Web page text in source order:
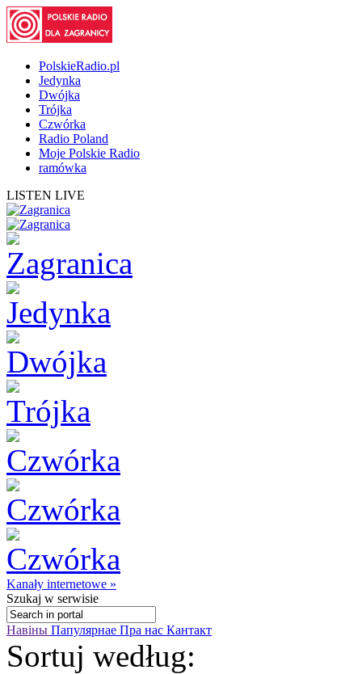
PolskieRadio.pl
Jedynka
Dwójka
Trójka
Czwórka
Radio Poland
Moje Polskie Radio
ramówka
LISTEN LIVE
Kanały internetowe »
Szukaj w serwisie
Навіны Папулярнае Пра нас Кантакт
Sortuj według: